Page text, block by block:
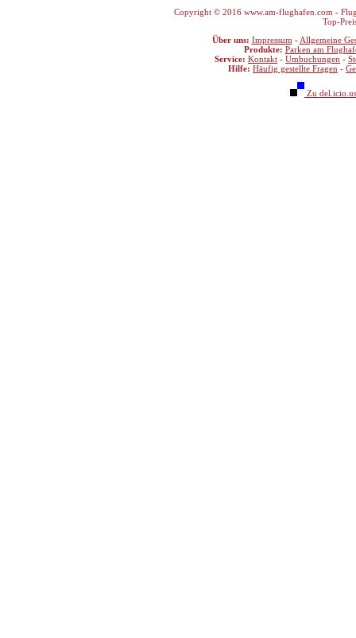
Copyright © 2016 www.am-flughafen.com -
Top-
Über uns: Impressum - Allgemeine
Produkte: Parken am
Service: Kontakt - Umbuchungen -
Hilfe: Häufig gestellte Fragen -
Zu